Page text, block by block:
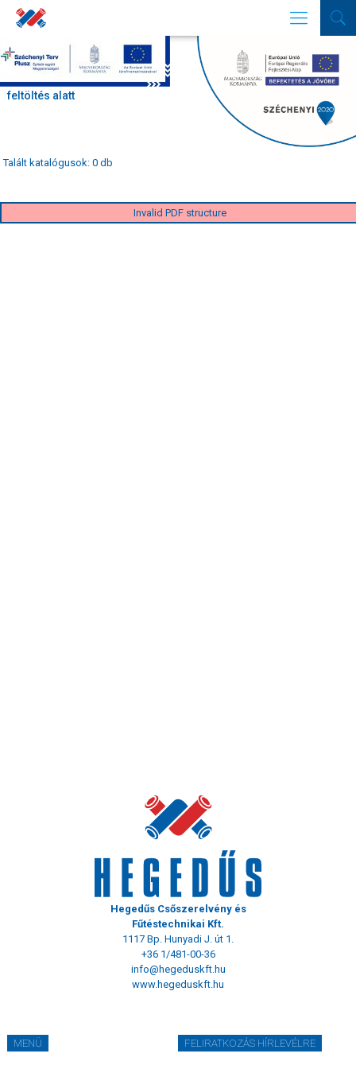
Segédletek-
feltöltés alatt
SZŰRŐ
Talált katalógusok: 0 db
Invalid PDF structure
Hegedűs Csőszerelvény és
Fűtéstechnikai Kft.
1117 Bp. Hunyadi J. út 1.
+36 1/481-00-36
info@hegeduskft.hu
www.hegeduskft.hu
FELIRATKOZÁS HÍRLEVÉLRE
MENÜ